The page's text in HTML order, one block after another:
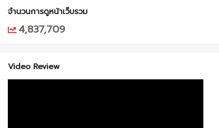
จำนวนการดูหน้าเว็บรวม
4,837,709
Video Review